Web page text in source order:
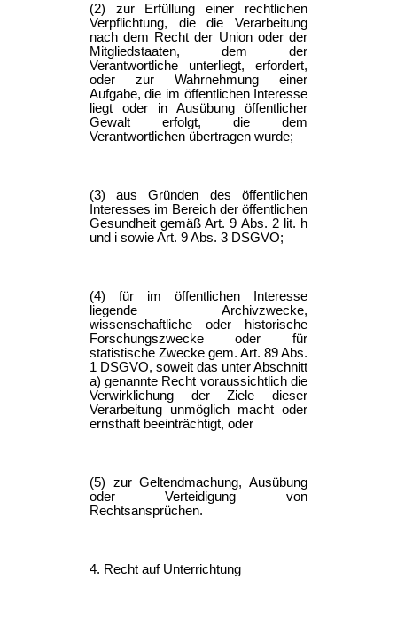
(2) zur Erfüllung einer rechtlichen
Verpflichtung, die die Verarbeitung
nach dem Recht der Union oder der
Mitgliedstaaten, dem der
Verantwortliche unterliegt, erfordert,
oder zur Wahrnehmung einer
Aufgabe, die im öffentlichen Interesse
liegt oder in Ausübung öffentlicher
Gewalt erfolgt, die dem
Verantwortlichen übertragen wurde;
(3) aus Gründen des öffentlichen
Interesses im Bereich der öffentlichen
Gesundheit gemäß Art. 9 Abs. 2 lit. h
und i sowie Art. 9 Abs. 3 DSGVO;
(4) für im öffentlichen Interesse
liegende Archivzwecke,
wissenschaftliche oder historische
Forschungszwecke oder für
statistische Zwecke gem. Art. 89 Abs.
1 DSGVO, soweit das unter Abschnitt
a) genannte Recht voraussichtlich die
Verwirklichung der Ziele dieser
Verarbeitung unmöglich macht oder
ernsthaft beeinträchtigt, oder
(5) zur Geltendmachung, Ausübung
oder Verteidigung von
Rechtsansprüchen.
4. Recht auf Unterrichtung